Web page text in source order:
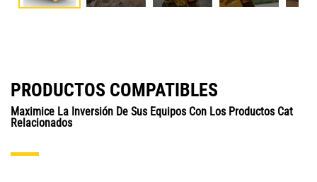
PRODUCTOS COMPATIBLES
Maximice La Inversión De Sus Equipos Con Los Productos Cat
Relacionados